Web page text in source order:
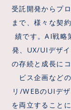
受託開発からプ
まで、様々な契
績です。AI戦略
発、UX/UIデザ
の存続と成長に
ビス企画など
リ/WEBのUIデ
を両立すること